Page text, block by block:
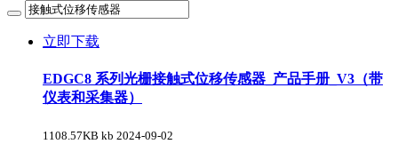
立即下载
EDGC8 系列光栅接触式位移传感器_产品手册_V3（带
仪表和采集器）
1108.57KB kb 2024-09-02